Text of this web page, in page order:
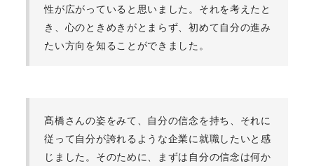
性が広がっていると思いました。それを考えたと
き、心のときめきがとまらず、初めて自分の進み
たい方向を知ることができました。
髙橋さんの姿をみて、自分の信念を持ち、それに
従って自分が誇れるような企業に就職したいと感
じました。そのために、まずは自分の信念は何か